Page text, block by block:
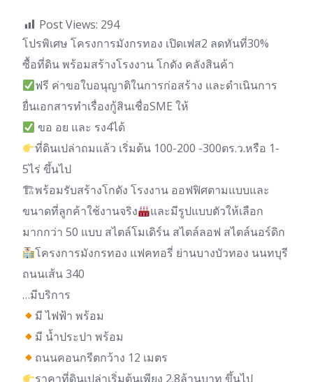
Post Views: 294
โปรพิเศษ โครงการมังกรทอง เปิดเฟส2 ลดทันที่30%
ซื้อที่ดิน พร้อมสร้างโรงงาน โกดัง คลังสินค้า
ฟรี ค่าขอใบอนุญาติในการก่อสร้าง และดำเนินการ
ยื่นเอกสารทำเรื่องกู้สินเชื่อSME ให้
ขอ อย และ รง4ได้
ที่ดินเปล่าถมแล้ว เริ่มต้น 100-200 -300ตร.ว.หรือ 1-
5ไร่ ขึ้นไป
🏗พร้อมรับสร้างโกดัง โรงงาน ออฟฟิศตามแบบและ
ขนาดที่ลูกค้าใช้งานจริง
และมีรูปแบบตัวให้เลือก
มากกว่า 50 แบบ สไตล์โมเดิร์น สไตล์ลอฟ สไตล์นอร์ดิก
โครงการมังกรทอง แฟคทอรี่ ย่านบางบัวทอง นนทบุรี
ถนนเส้น 340
…มีบริการ
มี ไฟฟ้า พร้อม
มี น้ำประปา พร้อม
ถนนคอนกรีตกว้าง 12 เมตร
ราคาที่ดินเปล่าเริ่มต้นเพียง 2.8ล้านบาท ขึ้นไป